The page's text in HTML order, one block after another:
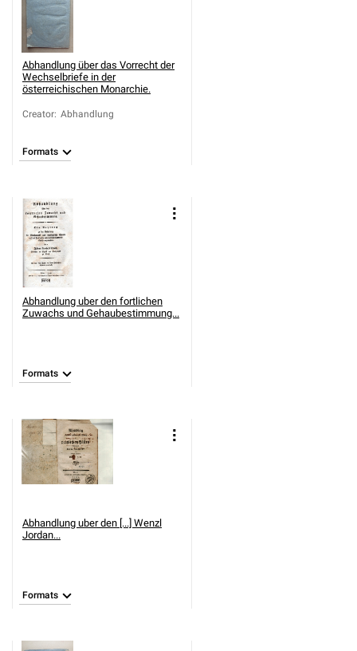
Abhandlung über das Vorrecht der
Wechselbriefe in der
österreichischen Monarchie.
Creator: Abhandlung
Formats
Abhandlung uber den fortlichen
Zuwachs und Gehaubestimmung...
Formats
Abhandlung uber den [...] Wenzl
Jordan...
Formats